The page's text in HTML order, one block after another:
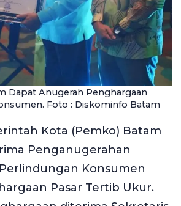
Dapat Anugerah Penghargaan
Foto : Diskominfo Batam
Kota (Pemko) Batam
Penganugerahan
Konsumen
Pasar Tertib Ukur.